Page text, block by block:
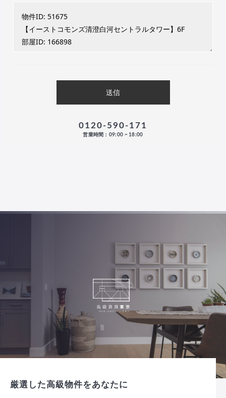
0120-590-171
営業時間：09:00 ~ 18:00
厳選した高級物件をあなたに